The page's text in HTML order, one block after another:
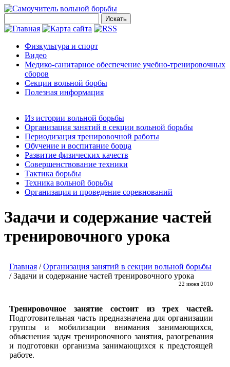
Физкультура и спорт
Видео
Медико-санитарное обеспечение учебно-тренировочных
сборов
Секции вольной борбы
Полезная информация
Из истории вольной борьбы
Организация занятий в секции вольной борьбы
Периодизация тренировочной работы
Обучение и воспитание борца
Развитие физических качеств
Совершенствование техники
Тактика борьбы
Техника вольной борьбы
Организация и проведение соревнований
Задачи и содержание частей
тренировочного урока
Главная /Организация занятий в секции вольной борьбы
/Задачи и содержание частей тренировочного урока
22 июня 2010
Тренировочное занятие состоит из трех частей.
Подготовительная часть предназначена для организации
группы и мобилизации внимания занимающихся,
объяснения задач тренировочного занятия, разогревания
и подготовки организма занимающихся к предстоящей
работе.